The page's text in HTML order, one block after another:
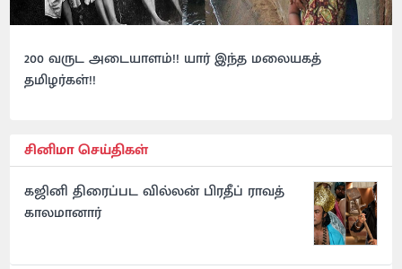
200 வருட அடையாளம்!! யார் இந்த மலையகத்
தமிழர்கள்!!
சினிமா செய்திகள்
கஜினி திரைப்பட வில்லன் பிரதீப் ராவத்
காலமானார்